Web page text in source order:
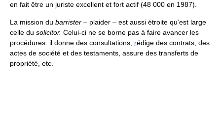
en fait être un juriste excellent et fort actif (48 000 en 1987).
La mission du barrister – plaider – est aussi étroite qu’est large
celle du solicitor. Celui-ci ne se borne pas à faire avancer les
procédures: il donne des consultations, rédige des contrats, des
actes de société et des testaments, assure des transferts de
propriété, etc.